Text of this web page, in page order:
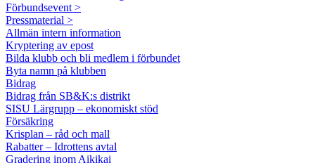
Förbundsevent >
Pressmaterial >
Allmän intern information
Kryptering av epost
Bilda klubb och bli medlem i förbundet
Byta namn på klubben
Bidrag
Bidrag från SB&K:s distrikt
SISU Lärgrupp – ekonomiskt stöd
Försäkring
Krisplan – råd och mall
Rabatter – Idrottens avtal
Gradering inom Aikikai